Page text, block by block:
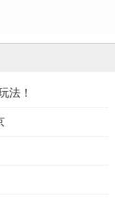
法！